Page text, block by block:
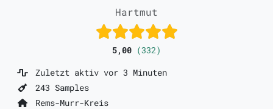
Hartmut
5,00 (332)
Zuletzt aktiv vor 3 Minuten
243 Samples
Rems-Murr-Kreis